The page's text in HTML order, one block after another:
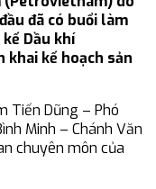
đã có buổi làm
Dầu khí
khai kế hoạch sản
Tiến Dũng – Phó
Minh – Chánh Văn
chuyên môn của